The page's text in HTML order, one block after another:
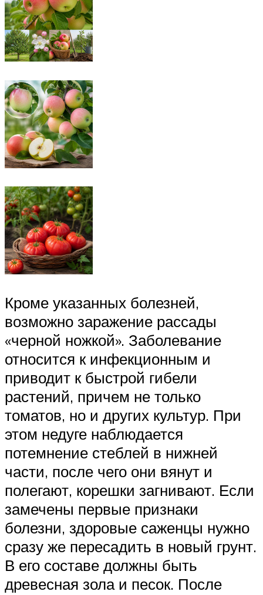
Кроме указанных болезней,
возможно заражение рассады
«черной ножкой». Заболевание
относится к инфекционным и
приводит к быстрой гибели
растений, причем не только
томатов, но и других культур. При
этом недуге наблюдается
потемнение стеблей в нижней
части, после чего они вянут и
полегают, корешки загнивают. Если
замечены первые признаки
болезни, здоровые саженцы нужно
сразу же пересадить в новый грунт.
В его составе должны быть
древесная зола и песок. После